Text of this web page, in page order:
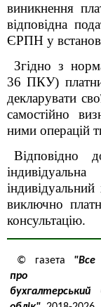
виникнення
відповідна
ЄРПН у
Згідно з
36 ПКУ)
декларувати
самостійно
ними операцій
Відповідно
виключно
консультацію.
© газета "Все
про
бухгалтерський